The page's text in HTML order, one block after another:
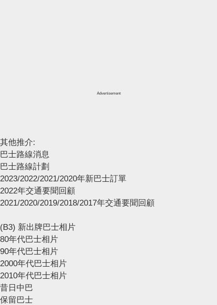
Advertisement
其他推介:
巴士路線消息
巴士路線計劃
2023/2022/2021/2020年新巴士訂單
2022年交通要聞回顧
2021/2020/2019/2018/2017年交通要聞回顧
(B3) 新出牌巴士相片
80年代巴士相片
90年代巴士相片
2000年代巴士相片
2010年代巴士相片
昔日中巴
保留巴士